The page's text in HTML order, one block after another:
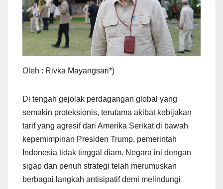
Oleh : Rivka Mayangsari*)
Di tengah gejolak perdagangan global yang
semakin proteksionis, terutama akibat kebijakan
tarif yang agresif dari Amerika Serikat di bawah
kepemimpinan Presiden Trump, pemerintah
Indonesia tidak tinggal diam. Negara ini dengan
sigap dan penuh strategi telah merumuskan
berbagai langkah antisipatif demi melindungi